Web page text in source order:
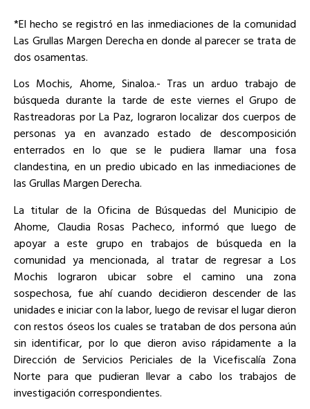
*El hecho se registró en las inmediaciones de la comunidad
Las Grullas Margen Derecha en donde al parecer se trata de
dos osamentas.
Los Mochis, Ahome, Sinaloa.- Tras un arduo trabajo de
búsqueda durante la tarde de este viernes el Grupo de
Rastreadoras por La Paz, lograron localizar dos cuerpos de
personas ya en avanzado estado de descomposición
enterrados en lo que se le pudiera llamar una fosa
clandestina, en un predio ubicado en las inmediaciones de
las Grullas Margen Derecha.
La titular de la Oficina de Búsquedas del Municipio de
Ahome, Claudia Rosas Pacheco, informó que luego de
apoyar a este grupo en trabajos de búsqueda en la
comunidad ya mencionada, al tratar de regresar a Los
Mochis lograron ubicar sobre el camino una zona
sospechosa, fue ahí cuando decidieron descender de las
unidades e iniciar con la labor, luego de revisar el lugar dieron
con restos óseos los cuales se trataban de dos persona aún
sin identificar, por lo que dieron aviso rápidamente a la
Dirección de Servicios Periciales de la Vicefiscalía Zona
Norte para que pudieran llevar a cabo los trabajos de
investigación correspondientes.